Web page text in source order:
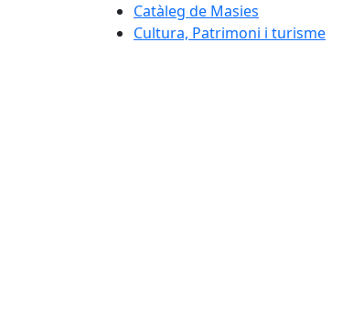
Catàleg de Masies
Cultura, Patrimoni i turisme